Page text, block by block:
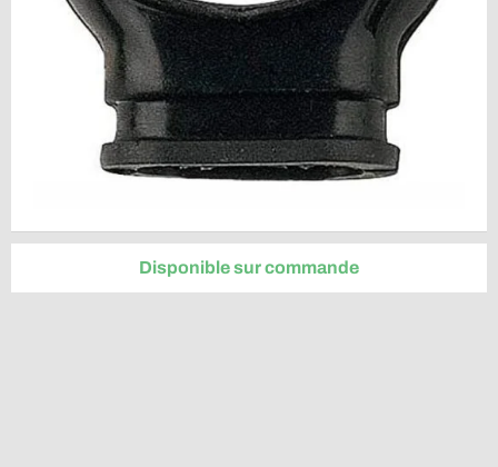
Disponible sur commande